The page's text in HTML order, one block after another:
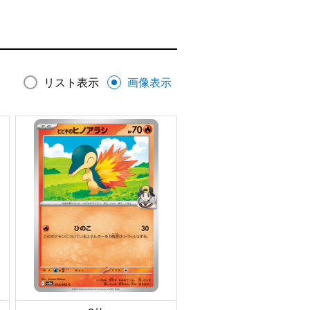
リスト表示 画像表示